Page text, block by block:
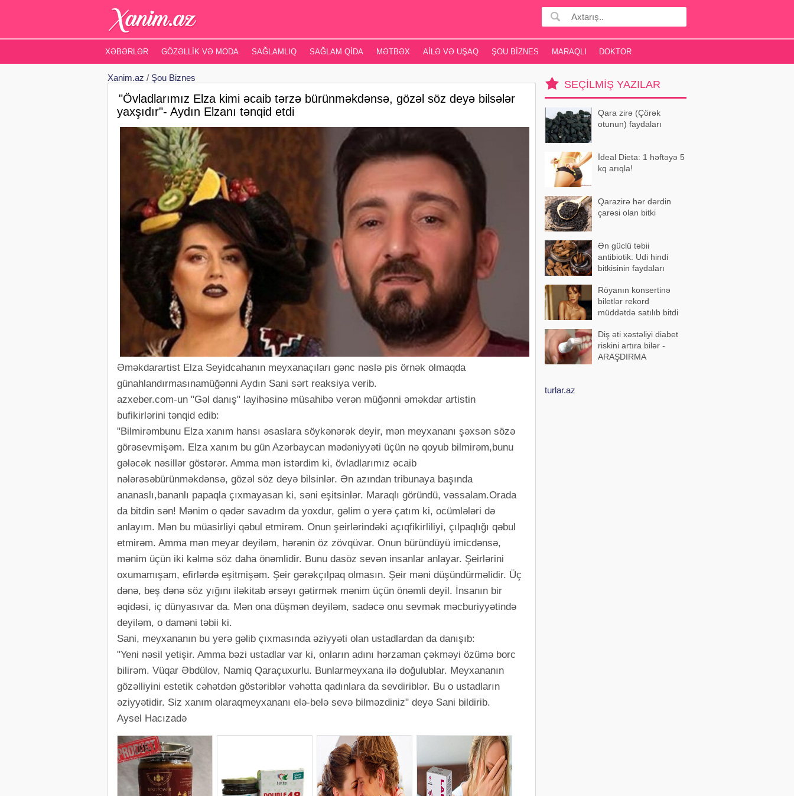
XƏBƏRLƏR GÖZƏLLIK VƏ MODA SAĞLAMLIQ SAĞLAM QIDA MƏTBƏX AILƏ VƏ UŞAQ ŞOU BIZNES MARAQLI DOKTOR
Xanim.az / Şou Biznes
"Övladlarımız Elza kimi əcaib tərzə bürünməkdənsə, gözəl söz deyə bilsələr
yaxşıdır"- Aydın Elzanı tənqid etdi
Əməkdarartist Elza Seyidcahanın meyxanaçıları gənc nəslə pis örnək olmaqda
günahlandırmasınamüğənni Aydın Sani sərt reaksiya verib.
azxeber.com-un "Gəl danış" layihəsinə müsahibə verən müğənni əməkdar artistin
bufikirlərini tənqid edib:
"Bilmirəmbunu Elza xanım hansı əsaslara söykənərək deyir, mən meyxananı şəxsən sözə
görəsevmişəm. Elza xanım bu gün Azərbaycan mədəniyyəti üçün nə qoyub bilmirəm,bunu
gələcək nəsillər göstərər. Amma mən istərdim ki, övladlarımız əcaib
nələrəsəbürünməkdənsə, gözəl söz deyə bilsinlər. Ən azından tribunaya başında
ananaslı,bananlı papaqla çıxmayasan ki, səni eşitsinlər. Maraqlı göründü, vəssalam.Orada
da bitdin sən! Mənim o qədər savadım da yoxdur, gəlim o yerə çatım ki, ocümlələri də
anlayım. Mən bu müasirliyi qəbul etmirəm. Onun şeirlərindəki açıqfikirliliyi, çılpaqlığı qəbul
etmirəm. Amma mən meyar deyiləm, hərənin öz zövqüvar. Onun büründüyü imicdənsə,
mənim üçün iki kəlmə söz daha önəmlidir. Bunu dasöz sevən insanlar anlayar. Şeirlərini
oxumamışam, efirlərdə eşitmişəm. Şeir gərəkçılpaq olmasın. Şeir məni düşündürməlidir. Üç
dənə, beş dənə söz yığını iləkitab ərsəyı gətirmək mənim üçün önəmli deyil. İnsanın bir
əqidəsi, iç dünyasıvar da. Mən ona düşmən deyiləm, sadəcə onu sevmək məcburiyyətində
deyiləm, o daməni təbii ki.
Sani, meyxananın bu yerə gəlib çıxmasında əziyyəti olan ustadlardan da danışıb:
"Yeni nəsil yetişir. Amma bəzi ustadlar var ki, onların adını hərzaman çəkməyi özümə borc
bilirəm. Vüqar Əbdülov, Namiq Qaraçuxurlu. Bunlarmeyxana ilə doğulublar. Meyxananın
gözəlliyini estetik cəhətdən göstəriblər vəhətta qadınlara da sevdiriblər. Bu o ustadların
əziyyətidir. Siz xanım olaraqmeyxananı elə-belə sevə bilməzdiniz" deyə Sani bildirib.
Aysel Hacızadə
SEÇILMIŞ YAZILAR
Qara zirə (Çörək
otunun) faydaları
İdeal Dieta: 1 həftəyə 5
kq arıqla!
Qarazirə hər dərdin
çarəsi olan bitki
Ən güclü təbii
antibiotik: Udi hindi
bitkisinin faydaları
Röyanın konsertinə
biletlər rekord
müddətdə satılıb bitdi
Diş əti xəstəliyi diabet
riskini artıra bilər -
ARAŞDIRMA
turlar.az